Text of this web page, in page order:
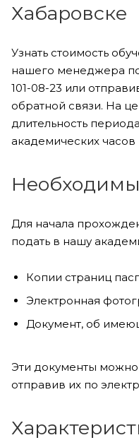
Хабаровске
Узнать стоимость
нашего менеджера
101-08-23 или
обратной связи. На
длительность
академических
Для начала
подать в нашу
Копии страниц
Электронная
Документ, об
Эти документы можно
отправив их по